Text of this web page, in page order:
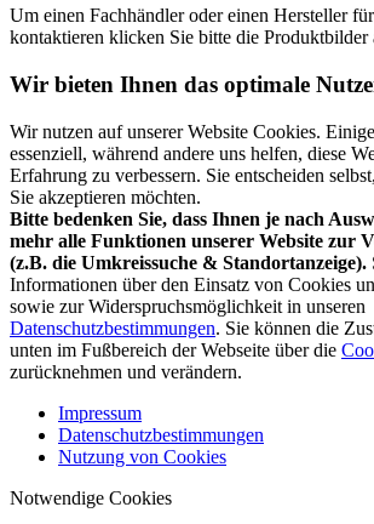
Um einen Fachhändler oder einen Hersteller
kontaktieren klicken Sie bitte die Produktbilder
Wir bieten Ihnen das optimale
Wir nutzen auf unserer Website Cookies.
essenziell, während andere uns helfen, diese
Erfahrung zu verbessern. Sie entscheiden
Sie akzeptieren möchten.
Bitte bedenken Sie, dass Ihnen je nach
mehr alle Funktionen unserer Website zur
(z.B. die Umkreissuche & Standortanzeige).
Informationen über den Einsatz von Cookies
sowie zur Widerspruchsmöglichkeit in unseren
Datenschutzbestimmungen. Sie können die
unten im Fußbereich der Webseite über die
zurücknehmen und verändern.
Impressum
Datenschutzbestimmungen
Nutzung von Cookies
Notwendige Cookies